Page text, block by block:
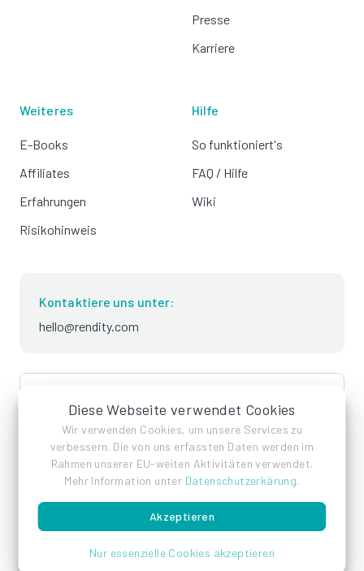
Diese Webseite verwendet Cookies
Wir verwenden Cookies, um unsere Services zu
verbessern. Die von uns erfassten Daten werden im
Rahmen unserer EU-weiten Aktivitäten verwendet.
Mehr Information unter Datenschutzerkärung.
Akzeptieren
Nur essenzielle Cookies akzeptieren
Presse
Karriere
Weiteres
E-Books
Affiliates
Erfahrungen
Risikohinweis
Hilfe
So funktioniert's
FAQ / Hilfe
Wiki
Kontaktiere uns unter:
hello@rendity.com
language
ImpressumDatenschutzAGB